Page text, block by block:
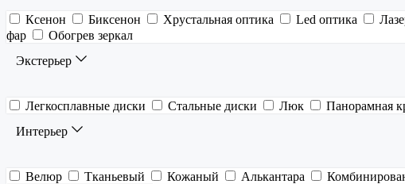
Ксенон Биксенон Хрустальная оптика Led оптика
фар
Обогрев зеркал
Экстерьер
Легкосплавные диски Стальные диски Люк Панорамная
Интерьер
Велюр Тканьевый Кожаный Алькантара